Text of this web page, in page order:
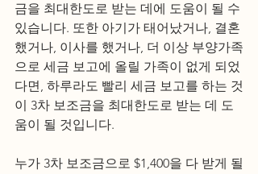
금을 최대한도로 받는 데에 도움이 될 수
있습니다. 또한 아기가 태어났거나, 결혼
했거나, 이사를 했거나, 더 이상 부양가족
으로 세금 보고에 올릴 가족이 없게 되었
다면, 하루라도 빨리 세금 보고를 하는 것
이 3차 보조금을 최대한도로 받는 데 도
움이 될 것입니다.
누가 3차 보조금으로 $1,400을 다 받게 될